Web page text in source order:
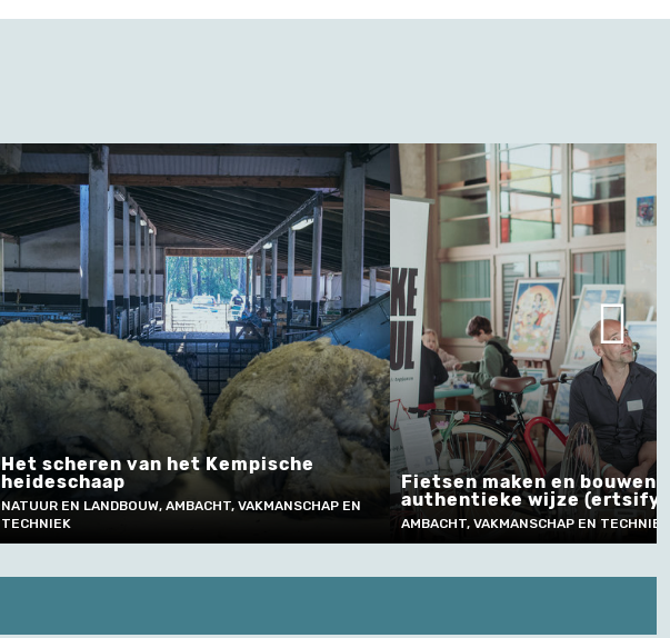
Het scheren van het Kempische
heideschaap
NATUUR EN LANDBOUW, AMBACHT, VAKMANSCHAP EN
TECHNIEK
Fietsen maken en bouwen
authentieke wijze
AMBACHT, VAKMANSCHAP EN TECHNIEK